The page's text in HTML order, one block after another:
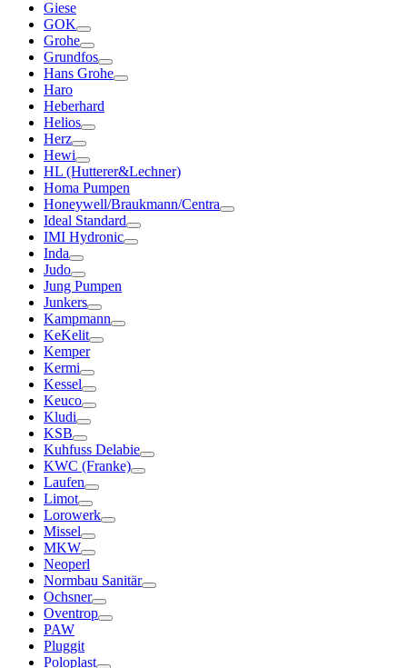
Giese
GOK
Grohe
Grundfos
Hans Grohe
Haro
Heberhard
Helios
Herz
Hewi
HL (Hutterer&Lechner)
Homa Pumpen
Honeywell/Braukmann/Centra
Ideal Standard
IMI Hydronic
Inda
Judo
Jung Pumpen
Junkers
Kampmann
KeKelit
Kemper
Kermi
Kessel
Keuco
Kludi
KSB
Kuhfuss Delabie
KWC (Franke)
Laufen
Limot
Lorowerk
Missel
MKW
Neoperl
Normbau Sanitär
Ochsner
Oventrop
PAW
Pluggit
Poloplast